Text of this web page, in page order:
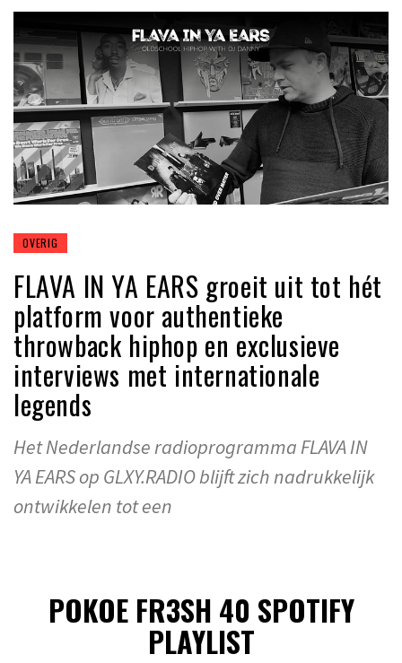
OVERIG
FLAVA IN YA EARS groeit uit tot hét
platform voor authentieke
throwback hiphop en exclusieve
interviews met internationale
legends
Het Nederlandse radioprogramma FLAVA IN
YA EARS op GLXY.RADIO blijft zich nadrukkelijk
ontwikkelen tot een
POKOE FR3SH 40 SPOTIFY
PLAYLIST